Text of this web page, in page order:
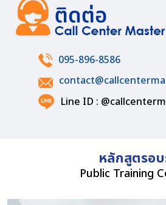
095-896-8586
Line ID :
หลักสูตรอ
Public Training